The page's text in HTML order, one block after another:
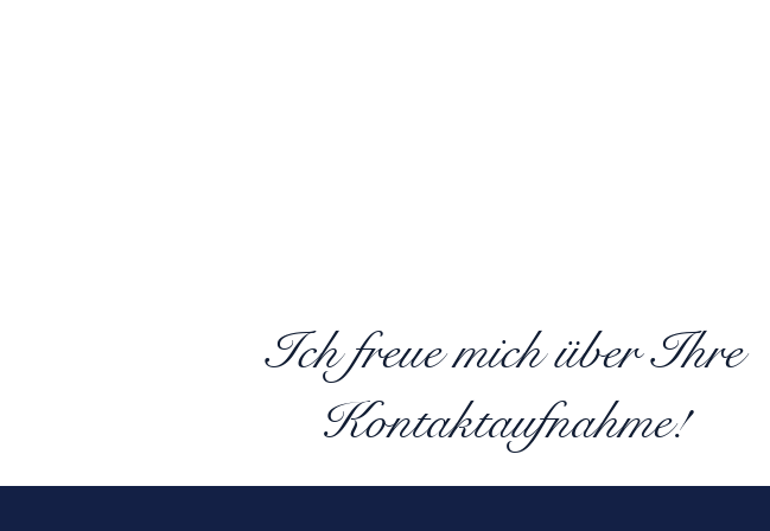
Ich freue mich über Ihre
Kontaktaufnahme!